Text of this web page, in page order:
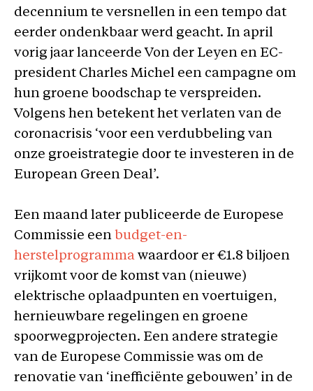
decennium te versnellen in een tempo dat
eerder ondenkbaar werd geacht. In april
vorig jaar lanceerde Von der Leyen en EC-
president Charles Michel een campagne om
hun groene boodschap te verspreiden.
Volgens hen betekent het verlaten van de
coronacrisis ‘voor een verdubbeling van
onze groeistrategie door te investeren in de
European Green Deal’.
Een maand later publiceerde de Europese
Commissie een budget-en-
herstelprogramma waardoor er €1.8 biljoen
vrijkomt voor de komst van (nieuwe)
elektrische oplaadpunten en voertuigen,
hernieuwbare regelingen en groene
spoorwegprojecten. Een andere strategie
van de Europese Commissie was om de
renovatie van ‘inefficiënte gebouwen’ in de